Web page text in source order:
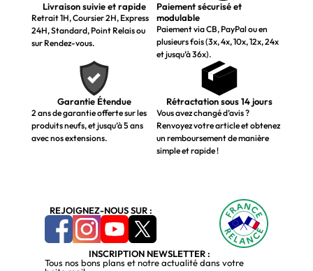
Livraison suivie et rapide
Retrait 1H, Coursier 2H, Express
24H, Standard, Point Relais ou
sur Rendez-vous.
Paiement sécurisé et
modulable
Paiement via CB, PayPal ou en
plusieurs fois (3x, 4x, 10x, 12x, 24x
et jusqu’à 36x).
Garantie Étendue
2 ans de garantie offerte sur les
produits neufs, et jusqu’à 5 ans
avec nos extensions.
Rétractation sous 14 jours
Vous avez changé d’avis ?
Renvoyez votre article et obtenez
un remboursement de manière
simple et rapide !
REJOIGNEZ-NOUS SUR :
INSCRIPTION NEWSLETTER :
Tous nos bons plans et notre actualité dans votre